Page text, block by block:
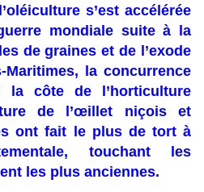
s’est accélérée
mondiale suite à la
de graines et de l’exode
la concurrence
côte de l’horticulture
de l’œillet niçois et
ont fait le plus de tort à
touchant les
les plus anciennes.